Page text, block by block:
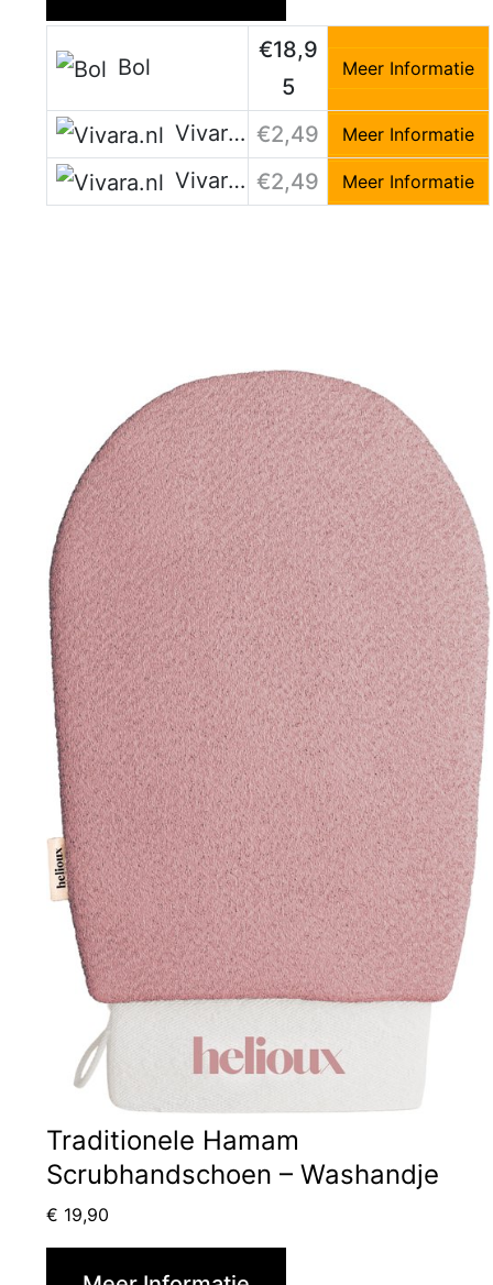
Bol
€18,9
5
Meer Informatie
Vivara.nl €2,49 Meer Informatie
Vivara.nl €2,49 Meer Informatie
Traditionele Hamam
Scrubhandschoen – Washandje
€ 19,90